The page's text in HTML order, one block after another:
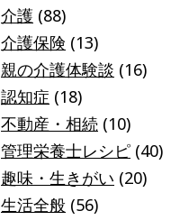
介護 (88)
介護保険 (13)
親の介護体験談 (16)
認知症 (18)
不動産・相続 (10)
管理栄養士レシピ (40)
趣味・生きがい (20)
生活全般 (56)